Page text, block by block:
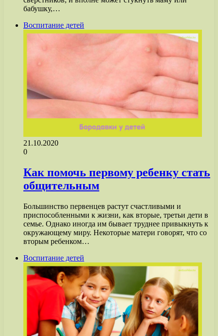
бабушку,…
Воспитание детей
21.10.2020
0
Как помочь первому ребенку стать
общительным
Большинство первенцев растут счастливыми и
приспособленными к жизни, как вторые, третьи дети в
семье. Однако иногда им бывает труднее привыкнуть к
окружающему миру. Некоторые матери говорят, что со
вторым ребенком…
Воспитание детей